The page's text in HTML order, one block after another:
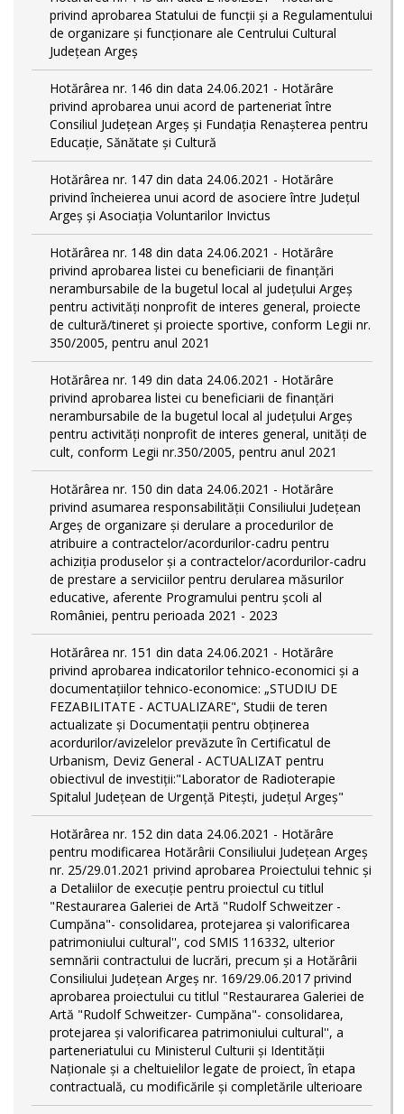
privind aprobarea Statului de funcții și a Regulamentului
de organizare și funcționare ale Centrului Cultural
Județean Argeș
Hotărârea nr. 146 din data 24.06.2021 - Hotărâre
privind aprobarea unui acord de parteneriat între
Consiliul Județean Argeș și Fundația Renașterea pentru
Educație, Sănătate și Cultură
Hotărârea nr. 147 din data 24.06.2021 - Hotărâre
privind încheierea unui acord de asociere între Județul
Argeș și Asociația Voluntarilor Invictus
Hotărârea nr. 148 din data 24.06.2021 - Hotărâre
privind aprobarea listei cu beneficiarii de finanțări
nerambursabile de la bugetul local al județului Argeș
pentru activităţi nonprofit de interes general, proiecte
de cultură/tineret și proiecte sportive, conform Legii nr.
350/2005, pentru anul 2021
Hotărârea nr. 149 din data 24.06.2021 - Hotărâre
privind aprobarea listei cu beneficiarii de finanțări
nerambursabile de la bugetul local al județului Argeș
pentru activităţi nonprofit de interes general, unități de
cult, conform Legii nr.350/2005, pentru anul 2021
Hotărârea nr. 150 din data 24.06.2021 - Hotărâre
privind asumarea responsabilității Consiliului Județean
Argeș de organizare şi derulare a procedurilor de
atribuire a contractelor/acordurilor-cadru pentru
achiziţia produselor şi a contractelor/acordurilor-cadru
de prestare a serviciilor pentru derularea măsurilor
educative, aferente Programului pentru școli al
României, pentru perioada 2021 - 2023
Hotărârea nr. 151 din data 24.06.2021 - Hotărâre
privind aprobarea indicatorilor tehnico-economici și a
documentațiilor tehnico-economice: „STUDIU DE
FEZABILITATE - ACTUALIZARE", Studii de teren
actualizate și Documentații pentru obținerea
acordurilor/avizelelor prevăzute în Certificatul de
Urbanism, Deviz General - ACTUALIZAT pentru
obiectivul de investiții:"Laborator de Radioterapie
Spitalul Județean de Urgență Pitești, județul Argeș"
Hotărârea nr. 152 din data 24.06.2021 - Hotărâre
pentru modificarea Hotărârii Consiliului Judeţean Argeş
nr. 25/29.01.2021 privind aprobarea Proiectului tehnic şi
a Detaliilor de execuţie pentru proiectul cu titlul
"Restaurarea Galeriei de Artă "Rudolf Schweitzer -
Cumpăna"- consolidarea, protejarea şi valorificarea
patrimoniului cultural'', cod SMIS 116332, ulterior
semnării contractului de lucrări, precum şi a Hotărârii
Consiliului Judeţean Argeş nr. 169/29.06.2017 privind
aprobarea proiectului cu titlul "Restaurarea Galeriei de
Artă "Rudolf Schweitzer- Cumpăna"- consolidarea,
protejarea şi valorificarea patrimoniului cultural'', a
parteneriatului cu Ministerul Culturii şi Identităţii
Naţionale şi a cheltuielilor legate de proiect, în etapa
contractuală, cu modificările şi completările ulterioare